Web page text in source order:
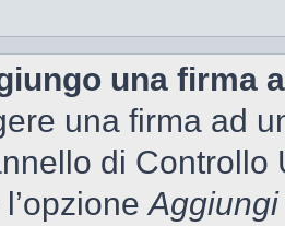
una firma
una firma ad
di Controllo